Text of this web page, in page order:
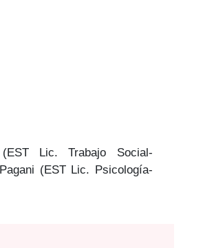
Lic. Trabajo Social-
(EST Lic. Psicología-